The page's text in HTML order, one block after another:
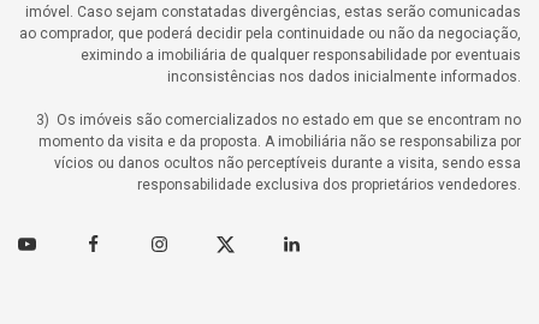
imóvel. Caso sejam constatadas divergências, estas serão comunicadas
ao comprador, que poderá decidir pela continuidade ou não da negociação,
eximindo a imobiliária de qualquer responsabilidade por eventuais
inconsistências nos dados inicialmente informados.
3) Os imóveis são comercializados no estado em que se encontram no
momento da visita e da proposta. A imobiliária não se responsabiliza por
vícios ou danos ocultos não perceptíveis durante a visita, sendo essa
responsabilidade exclusiva dos proprietários vendedores.
Youtube FacebookInstagramTwitter Linkedin